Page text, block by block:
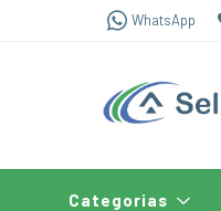
WhatsApp
Categorias